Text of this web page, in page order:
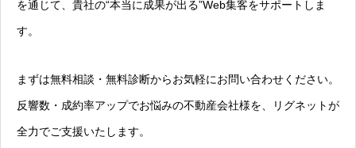
を通じて、貴社の“本当に成果が出る”Web集客をサポートしま
す。
まずは無料相談・無料診断からお気軽にお問い合わせください。
反響数・成約率アップでお悩みの不動産会社様を、リグネットが
全力でご支援いたします。